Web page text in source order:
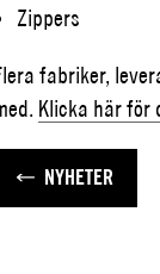
Zippers
fabriker,
Klicka här för
NYHETER